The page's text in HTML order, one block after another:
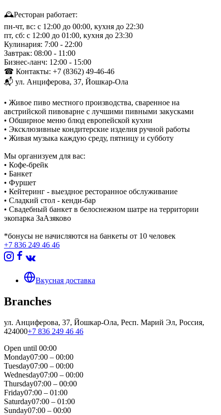
🕰Ресторан работает:
пн-чт, вс: с 12:00 до 00:00, кухня до 22:30
пт, сб: с 12:00 до 01:00, кухня до 23:30
Кулинария: 7:00 - 22:00
Завтрак: 08:00 - 11:00
Бизнес-ланч: 12:00 - 15:00
☎ Контакты: +7 (8362) 49-46-46
📬 ул. Анциферова, 37, Йошкар-Ола
• Живое пиво местного производства, сваренное на
австрийской пивоварне с лучшими пивными закусками
• Обширное меню блюд европейской кухни
• Эксклюзивные кондитерские изделия ручной работы
• Живая музыка каждую среду, пятницу и субботу
Мы организуем для вас:
• Кофе-брейк
• Банкет
• Фуршет
• Кейтеринг - выездное ресторанное обслуживание
• Сладкий стол - кенди-бар
• Свадебный банкет в белоснежном шатре на территории
экопарка ЗаАзяково
*бонусы не начисляются на банкеты от 10 человек
+7 836 249 46 46
Вкусная доставка
Branches
ул. Анциферова, 37, Йошкар-Ола, Респ. Марий Эл, Россия,
424000+7 836 249 46 46
Open until 00:00
Monday07:00 – 00:00
Tuesday07:00 – 00:00
Wednesday07:00 – 00:00
Thursday07:00 – 00:00
Friday07:00 – 01:00
Saturday07:00 – 01:00
Sunday07:00 – 00:00